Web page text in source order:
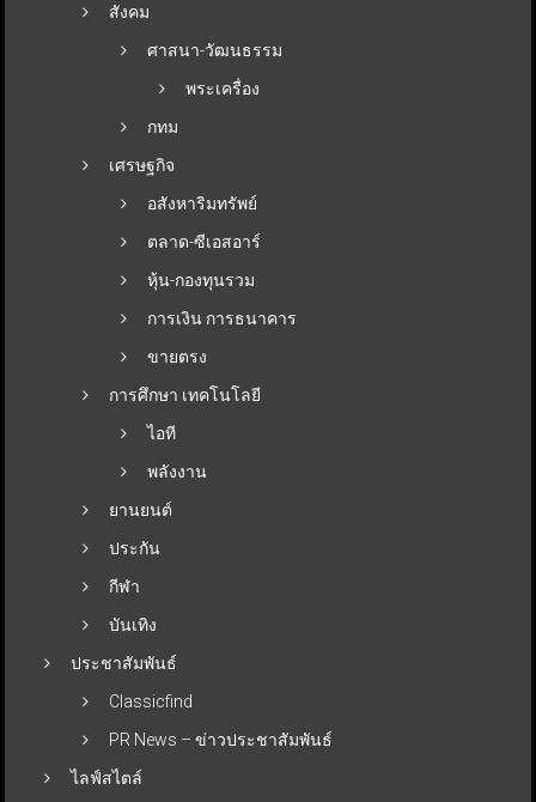
สังคม
ศาสนา-วัฒนธรรม
พระเครื่อง
กทม
เศรษฐกิจ
อสังหาริมทรัพย์
ตลาด-ซีเอสอาร์
หุ้น-กองทุนรวม
การเงิน การธนาคาร
ขายตรง
การศึกษา เทคโนโลยี
ไอที
พลังงาน
ยานยนต์
ประกัน
กีฬา
บันเทิง
ประชาสัมพันธ์
Classicfind
PR News – ข่าวประชาสัมพันธ์
ไลฟ์สไตล์